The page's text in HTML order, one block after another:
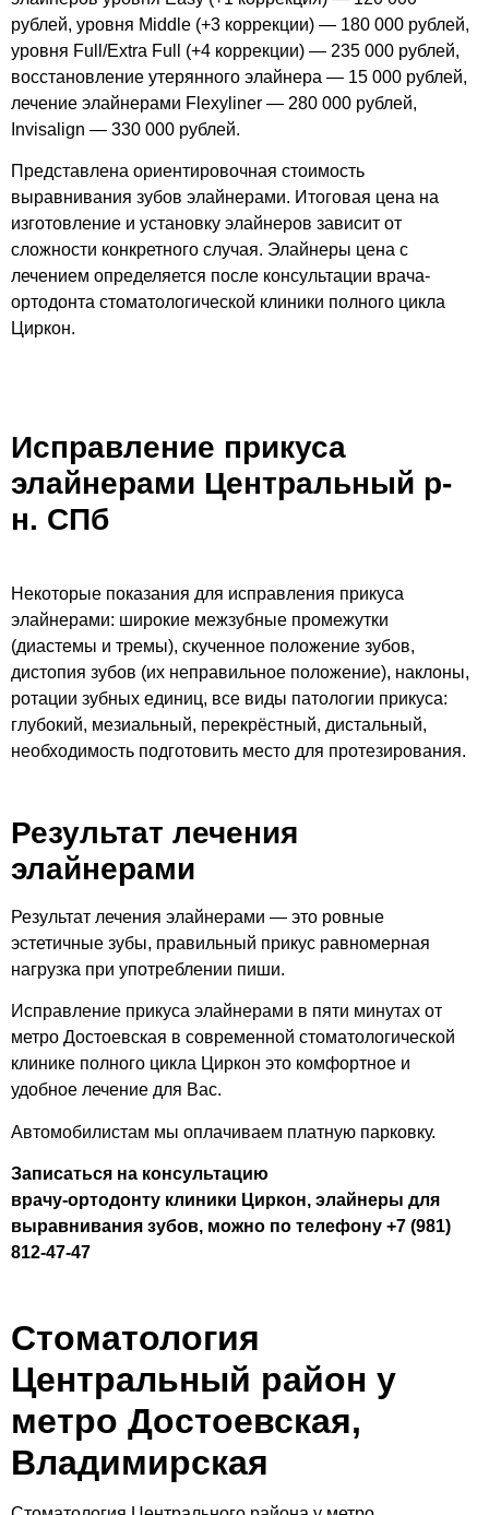
рублей, уровня Middle (+3 коррекции) — 180 000 рублей,
уровня Full/Extra Full (+4 коррекции) — 235 000 рублей,
восстановление утерянного элайнера — 15 000 рублей,
лечение элайнерами Flexyliner — 280 000 рублей,
Invisalign — 330 000 рублей.
Представлена ориентировочная стоимость
выравнивания зубов элайнерами. Итоговая цена на
изготовление и установку элайнеров зависит от
сложности конкретного случая. Элайнеры цена с
лечением определяется после консультации врача-
ортодонта стоматологической клиники полного цикла
Циркон.
Исправление прикуса
элайнерами Центральный р-
н. СПб
Некоторые показания для исправления прикуса
элайнерами: широкие межзубные промежутки
(диастемы и тремы), скученное положение зубов,
дистопия зубов (их неправильное положение), наклоны,
ротации зубных единиц, все виды патологии прикуса:
глубокий, мезиальный, перекрёстный, дистальный,
необходимость подготовить место для протезирования.
Результат лечения
элайнерами
Результат лечения элайнерами — это ровные
эстетичные зубы, правильный прикус равномерная
нагрузка при употреблении пиши.
Исправление прикуса элайнерами в пяти минутах от
метро Достоевская в современной стоматологической
клинике полного цикла Циркон это комфортное и
удобное лечение для Вас.
Автомобилистам мы оплачиваем платную парковку.
Записаться на консультацию
врачу-ортодонту клиники Циркон, элайнеры для
выравнивания зубов, можно по телефону +7 (981)
812-47-47
Стоматология
Центральный район у
метро Достоевская,
Владимирская